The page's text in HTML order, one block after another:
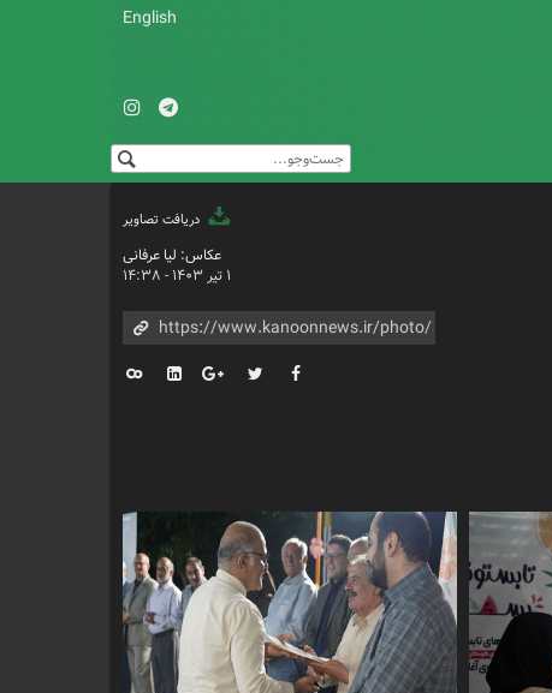
English
دریافت تصاویر
عکاس: لیا عرفانی
۱ تیر ۱۴۰۳ - ۱۴:۳۸